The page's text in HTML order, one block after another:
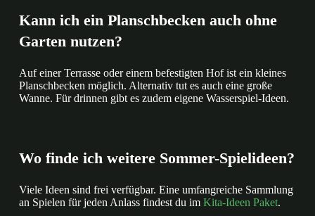
Kann ich ein Planschbecken auch ohne
Garten nutzen?
Auf einer Terrasse oder einem befestigten Hof ist ein kleines
Planschbecken möglich. Alternativ tut es auch eine große
Wanne. Für drinnen gibt es zudem eigene Wasserspiel-Ideen.
Wo finde ich weitere Sommer-Spielideen?
Viele Ideen sind frei verfügbar. Eine umfangreiche Sammlung
an Spielen für jeden Anlass findest du im Kita-Ideen Paket.